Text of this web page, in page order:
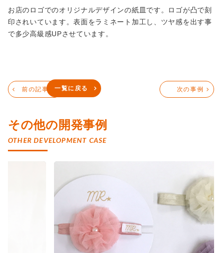
お店のロゴでのオリジナルデザインの紙皿です。ロゴが凸で刻
印されいています。表面をラミネート加工し、ツヤ感を出す事
で多少高級感UPさせています。
前の記事へ一覧に戻る 次の事例
その他の開発事例
OTHER DEVELOPMENT CASE